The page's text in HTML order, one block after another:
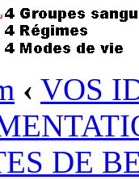
‹ VOS
DE